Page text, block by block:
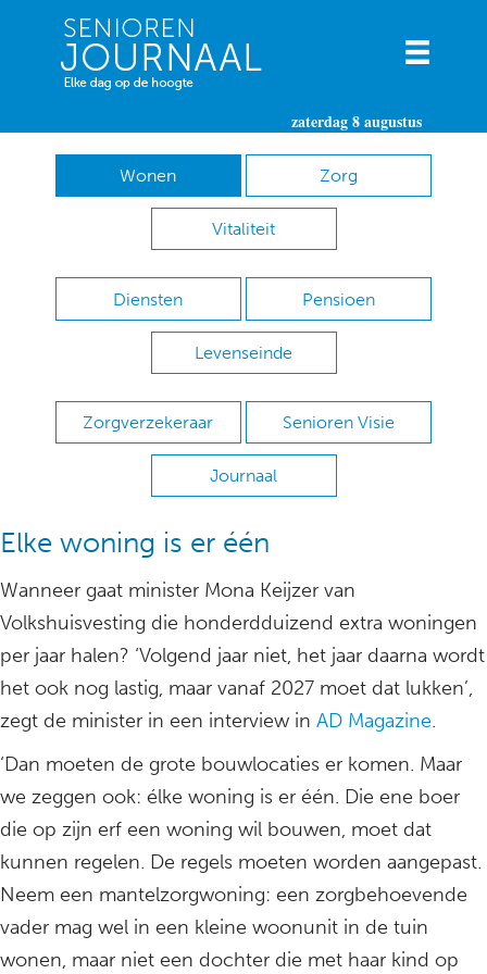
zaterdag 8 augustus
Wonen Zorg
Vitaliteit
Diensten Pensioen
Levenseinde
Zorgverzekeraar Senioren Visie
Journaal
Elke woning is er één
Wanneer gaat minister Mona Keijzer van
Volkshuisvesting die honderdduizend extra woningen
per jaar halen? ‘Volgend jaar niet, het jaar daarna wordt
het ook nog lastig, maar vanaf 2027 moet dat lukken’,
zegt de minister in een interview in AD Magazine.
‘Dan moeten de grote bouwlocaties er komen. Maar
we zeggen ook: élke woning is er één. Die ene boer
die op zijn erf een woning wil bouwen, moet dat
kunnen regelen. De regels moeten worden aangepast.
Neem een mantelzorgwoning: een zorgbehoevende
vader mag wel in een kleine woonunit in de tuin
wonen, maar niet een dochter die met haar kind op